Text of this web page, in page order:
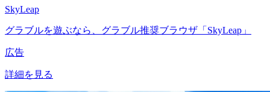
SkyLeap
グラブルを遊ぶなら、グラブル推奨ブラウザ「SkyLeap」
広告
詳細を見る